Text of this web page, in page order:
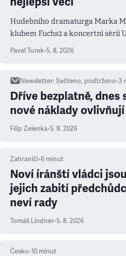
Hudebního dramaturga Marka
klubem Fuchs2 a koncertní sérií
ale atmosféra
Pavel Turek•5. 8. 2026
Newsletter:Sečteno, podtrženo•3
Dříve bezplatně, dnes
nové náklady
Filip Zelenka•5. 8. 2026
Zahraničí•6 minut
Noví íránští vládci
jejich zabití
neví rady
Tomáš Lindner•5. 8. 2026
Česko•10 minut